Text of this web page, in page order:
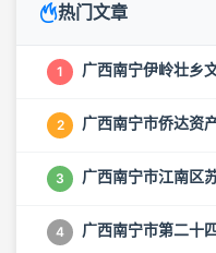
热门文章
1 广西南宁伊岭壮乡
2 广西南宁市侨达资
3 广西南宁市江南区
4 广西南宁市第二十